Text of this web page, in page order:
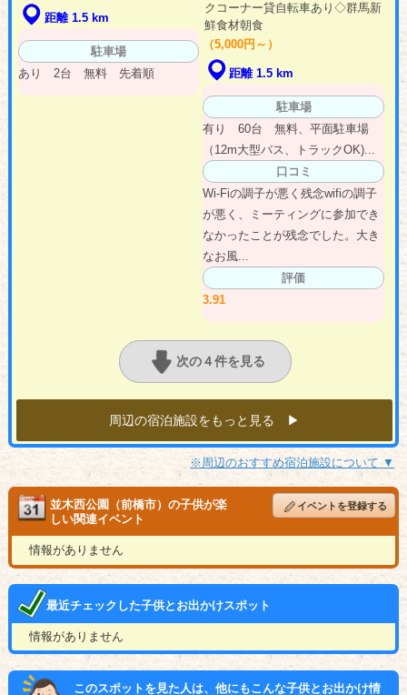
距離 1.5 km
駐車場
あり 2台 無料 先着順
クコーナー貸自転車あり◇群馬新
鮮食材朝食
（5,000円～）
距離 1.5 km
駐車場
有り 60台 無料、平面駐車場
（12m大型バス、トラックOK)...
口コミ
Wi-Fiの調子が悪く残念wifiの調子
が悪く、ミーティングに参加でき
なかったことが残念でした。大き
なお風...
評価
3.91
次の４件を見る
周辺の宿泊施設をもっと見る ▶︎
※周辺のおすすめ宿泊施設について ▼
並木西公園（前橋市）の子供が楽
しい関連イベント
イベントを登録する
情報がありません
最近チェックした子供とお出かけスポット
情報がありません
このスポットを見た人は、他にもこんな子供とお出かけ情